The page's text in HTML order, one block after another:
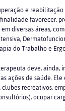
e
favorecer,
diversas áreas,
do Trabalho e
deve, ainda,
ações de saúde.
recreativos,
ocupar